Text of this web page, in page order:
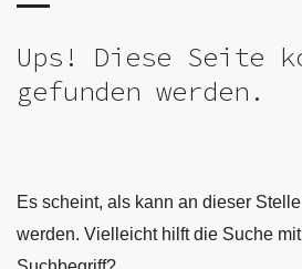
Ups! Diese Seite
gefunden werden.
Es scheint, als kann an dieser
werden. Vielleicht hilft die Suche